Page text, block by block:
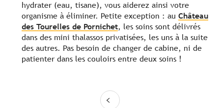
hydrater (eau, tisane), vous aiderez ainsi votre
organisme à éliminer. Petite exception : au Château
des Tourelles de Pornichet, les soins sont délivrés
dans des mini thalassos privatisées, les uns à la suite
des autres. Pas besoin de changer de cabine, ni de
patienter dans les couloirs entre deux soins !